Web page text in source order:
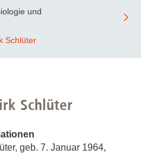
und
Schlüter
Schlüter
geb. 7. Januar 1964,